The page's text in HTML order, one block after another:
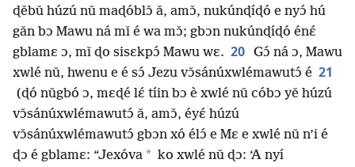
ɖěbǔ húzú nǔ maɖóblɔ̌ ǎ, amɔ̌, nukúnɖíɖó e nyɔ́ hú
gǎn bɔ Mawu ná mǐ é wa mɔ̌; gbɔn nukúnɖíɖó énɛ́
gblamɛ ɔ, mǐ ɖo sisɛkpɔ́ Mawu wɛ. 20 Gɔ́ ná ɔ, Mawu
xwlé nǔ, hwenu e é sɔ́ Jezu vɔ̌sánúxwlémawutɔ́ é 21
(ɖó nǔgbó ɔ, mɛɖé lɛ́ tíin bɔ è xwlé nǔ cóbɔ yě húzú
vɔ̌sánúxwlémawutɔ́ ǎ, amɔ̌, éyɛ́ húzú
vɔ̌sánúxwlémawutɔ́ gbɔn xó élɔ́ e Mɛ e xwlé nǔ n’i é
ɖɔ é gblamɛ: “Jexóva * ko xwlé nǔ ɖɔ: ‘A nyí